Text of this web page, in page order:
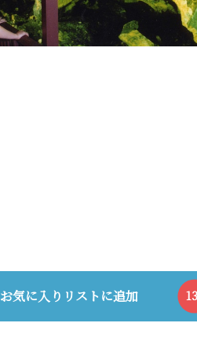
お気に入りリストに追加